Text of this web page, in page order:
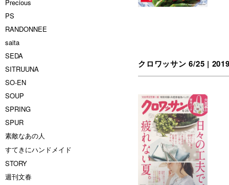
Precious
PS
RANDONNEE
saita
SEDA
SITRUUNA
SO-EN
SOUP
SPRING
SPUR
素敵なあの人
すてきにハンドメイド
STORY
週刊文春
クロワッサン 6/25 |